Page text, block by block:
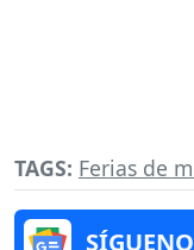
TAGS: Ferias de